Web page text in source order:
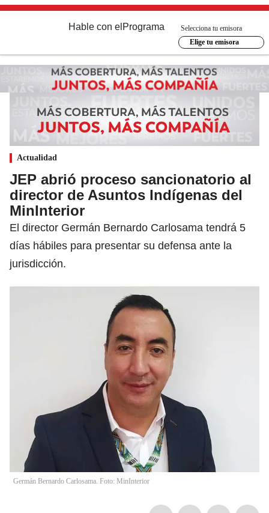
Hable con el Programa
Selecciona tu emisora
Elige tu emisora
Actualidad
JEP abrió proceso sancionatorio al
director de Asuntos Indígenas del
MinInterior
El director Germán Bernardo Carlosama tendrá 5
días hábiles para presentar su defensa ante la
jurisdicción.
Germán Bernardo Carlosama. Foto: MinInterior